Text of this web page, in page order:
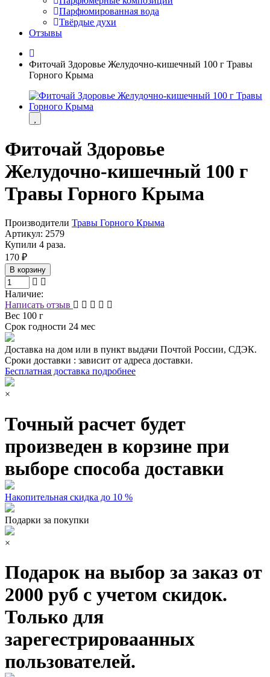
Парфюмированная вода
Твёрдые духи
Отзывы
Фиточай Здоровье Желудочно-кишечный 100 г Травы
Горного Крыма
Фиточай Здоровье
Желудочно-кишечный 100 г
Травы Горного Крыма
Производители Травы Горного Крыма
Артикул: 2579
Купили 4 раза.
170 ₽
В корзину
Наличие:
Написать отзыв
Вес 100 г
Срок годности 24 мес
Доставка на дом или в пункт выдачи Почтой России, СДЭК.
Сроки доставки : зависит от адреса доставки.
Бесплатная доставка подробнее
×
Точный расчет будет
произведен в корзине при
выборе способа доставки
Накопительная скидка до 10 %
Подарки за покупки
×
Подарок на выбор за заказ от
2000 руб с учетом скидок.
Только для
зарегестрироваанных
пользователей.